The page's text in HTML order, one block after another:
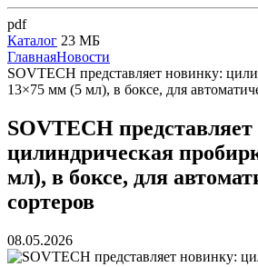
pdf
Каталог 23 МБ
ГлавнаяНовости
SOVTECH представляет новинку:
13×75 мм (5 мл), в боксе, для
SOVTECH
цилиндрическая
мл), в боксе, для
сортеров
08.05.2026